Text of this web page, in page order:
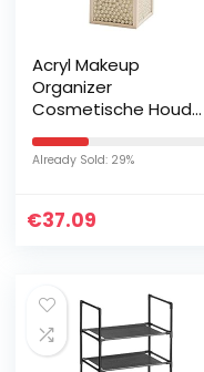
Acryl Makeup
Organizer
Cosmetische Houder
Gereedschap Opslag
Organisator Box
Already Sold: 29%
€37.09